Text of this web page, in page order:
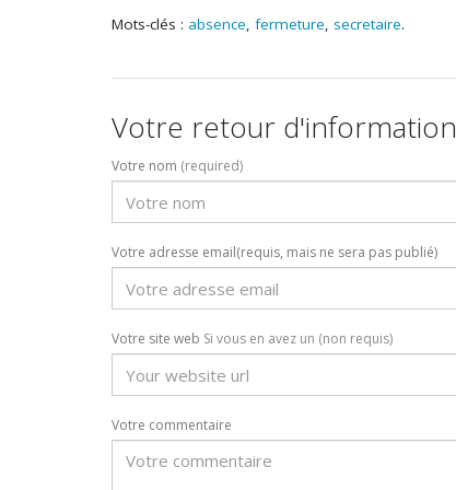
Mots-clés : absence, fermeture, secretaire.
Votre retour d'information
Votre nom (required)
Votre adresse email(requis, mais ne sera pas publié)
Votre site web Si vous en avez un (non requis)
Votre commentaire